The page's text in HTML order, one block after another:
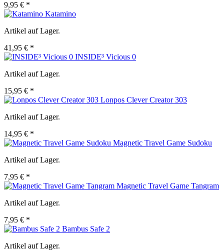
9,95 € *
Katamino
Artikel auf Lager.
41,95 € *
INSIDE³ Vicious 0
Artikel auf Lager.
15,95 € *
Lonpos Clever Creator 303
Artikel auf Lager.
14,95 € *
Magnetic Travel Game Sudoku
Artikel auf Lager.
7,95 € *
Magnetic Travel Game Tangram
Artikel auf Lager.
7,95 € *
Bambus Safe 2
Artikel auf Lager.